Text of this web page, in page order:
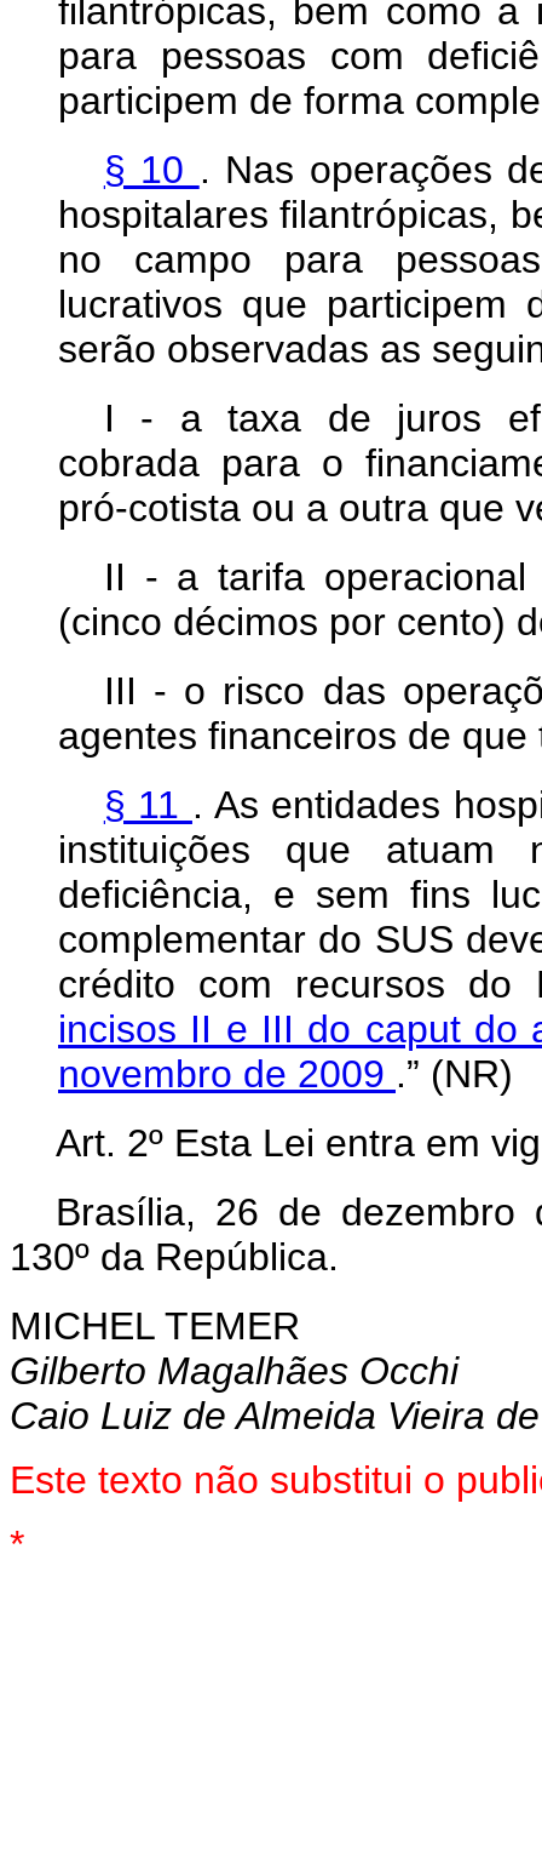
filantrópicas, bem como a
para pessoas com
participem de forma
§ 10 . Nas operações
hospitalares filantrópicas,
no campo para
lucrativos que participem
serão observadas as
I - a taxa de juros
cobrada para o
pró-cotista ou a outra que
II - a tarifa
(cinco décimos por cento)
III - o risco das
agentes financeiros de
§ 11 . As entidades
instituições que atuam
deficiência, e sem fins
complementar do SUS
crédito com recursos do
incisos II e III do caput do
novembro de 2009 .” (NR)
Art. 2º Esta Lei entra em
Brasília, 26 de dezembro
130º da República.
MICHEL TEMER
Gilberto Magalhães Occhi
Caio Luiz de Almeida Vieira
Este texto não substitui o
*